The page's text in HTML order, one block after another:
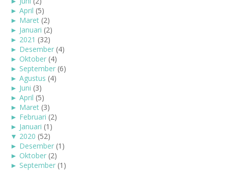
► April (5)
► Maret (2)
► Januari (2)
► 2021 (32)
► Desember (4)
► Oktober (4)
► September (6)
► Agustus (4)
► Juni (3)
► April (5)
► Maret (3)
► Februari (2)
► Januari (1)
▼ 2020 (52)
► Desember (1)
► Oktober (2)
► September (1)